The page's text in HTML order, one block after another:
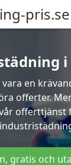
pris.se
i
en
offerter.
offerttjänst
gratis och